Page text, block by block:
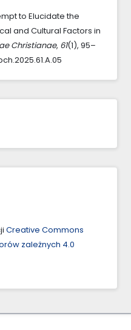
to Elucidate the
and Cultural Factors in
Christianae, 61(1), 95–
Creative Commons
zależnych 4.0